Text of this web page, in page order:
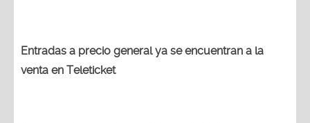
Entradas a precio general ya se encuentran a la
venta en Teleticket